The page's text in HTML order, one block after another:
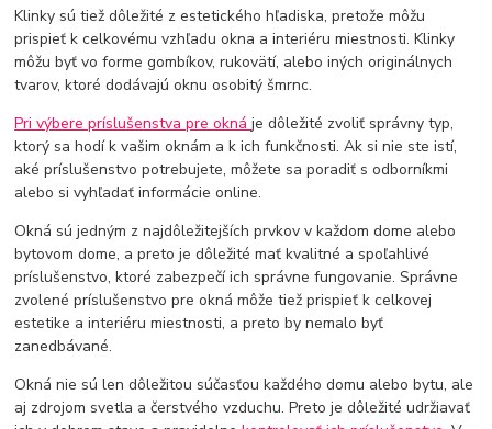
Klinky sú tiež dôležité z estetického hľadiska, pretože môžu
prispieť k celkovému vzhľadu okna a interiéru miestnosti. Klinky
môžu byť vo forme gombíkov, rukovätí, alebo iných originálnych
tvarov, ktoré dodávajú oknu osobitý šmrnc.
Pri výbere príslušenstva pre oknáje dôležité zvoliť správny typ,
ktorý sa hodí k vašim oknám a k ich funkčnosti. Ak si nie ste istí,
aké príslušenstvo potrebujete, môžete sa poradiť s odborníkmi
alebo si vyhľadať informácie online.
Okná sú jedným z najdôležitejších prvkov v každom dome alebo
bytovom dome, a preto je dôležité mať kvalitné a spoľahlivé
príslušenstvo, ktoré zabezpečí ich správne fungovanie. Správne
zvolené príslušenstvo pre okná môže tiež prispieť k celkovej
estetike a interiéru miestnosti, a preto by nemalo byť
zanedbávané.
Okná nie sú len dôležitou súčasťou každého domu alebo bytu, ale
aj zdrojom svetla a čerstvého vzduchu. Preto je dôležité udržiavať